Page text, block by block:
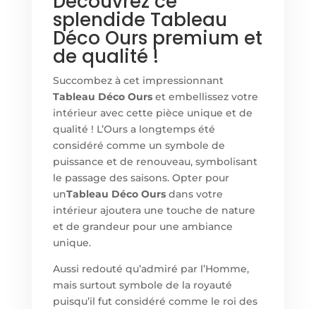
splendide Tableau
Déco Ours premium et
de qualité !
Succombez à cet impressionnant
Tableau Déco Ourset embellissez votre
intérieur avec cette pièce unique et de
qualité ! L’Ours a longtemps été
considéré comme un symbole de
puissance et de renouveau, symbolisant
le passage des saisons. Opter pour
unTableau Déco Oursdans votre
intérieur ajoutera une touche de nature
et de grandeur pour une ambiance
unique.
Aussi redouté qu’admiré par l’Homme,
mais surtout symbole de la royauté
puisqu’il fut considéré comme le roi des